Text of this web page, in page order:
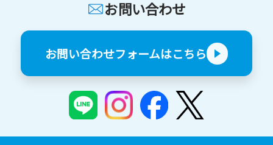
お問い合わせ
お問い合わせフォームはこちら